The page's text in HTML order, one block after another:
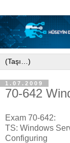
1.07.2009
70-642
Exam 70-642:
TS: Windows
Configuring